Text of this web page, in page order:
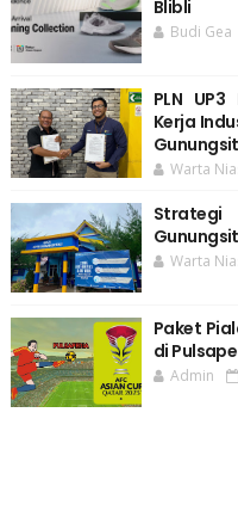
Blibli
Budi Gea
PLN
Kerja
Warta
Strategi
Warta
Paket
di
Admin